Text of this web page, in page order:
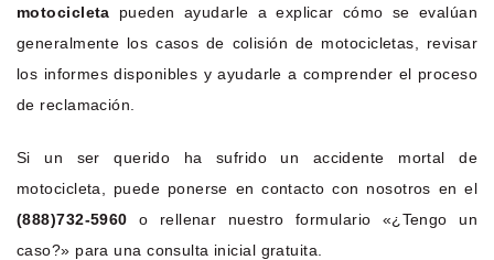
motocicleta pueden ayudarle a explicar cómo se evalúan
generalmente los casos de colisión de motocicletas, revisar
los informes disponibles y ayudarle a comprender el proceso
de reclamación.
Si un ser querido ha sufrido un accidente mortal de
motocicleta, puede ponerse en contacto con nosotros en el
(888)732-5960 o rellenar nuestro formulario «¿Tengo un
caso?» para una consulta inicial gratuita.